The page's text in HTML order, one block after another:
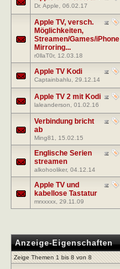
Dr. Apple , 06.02.17
Apple TV, versch.
Möglichkeiten,
Streamen/Games/iPhone
Mirroring...
r0llaT0r, 12.03.18
Apple TV Kodi
Captainbahlu , 29.12.14
Apple TV 2 mit Kodi
laleanderson , 01.02.16
Verbindung bricht
ab
Ming81 , 15.02.15
Englische Serien
streamen
alkohooliker, 04.12.14
Apple TV und
kabellose Tastatur
mrxxxxx , 29.11.09
Anzeige-Eigenschaften
Zeige Themen 1 bis 8 von 8